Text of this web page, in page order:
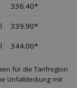
336.40*
339.90*
344.00*
für die Tarifregion
Unfalldeckung mit